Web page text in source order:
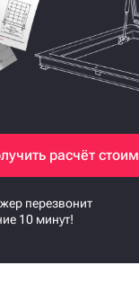
расчёт
перезвонит
10 минут!